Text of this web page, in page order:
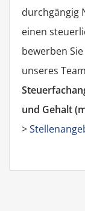
durchgängig
einen
bewerben
unseres
und Gehalt
>